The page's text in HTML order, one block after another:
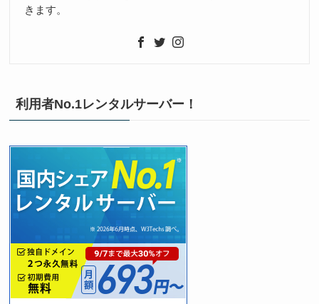
きます。
利用者No.1レンタルサーバー！